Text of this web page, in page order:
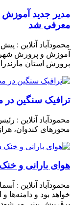
مدیر جدید
معرفی شد
محمودآباد آنلاین :
آموزش و پرورش
پرورش استان
ترافیک سنگین در
محمودآباد آنلاین :
محور‌های کندوان،
هوای بارانی و
محمودآباد آنلاین :
خواهد بود و دامنه‌ها